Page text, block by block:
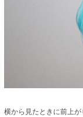
横から見たときに前上